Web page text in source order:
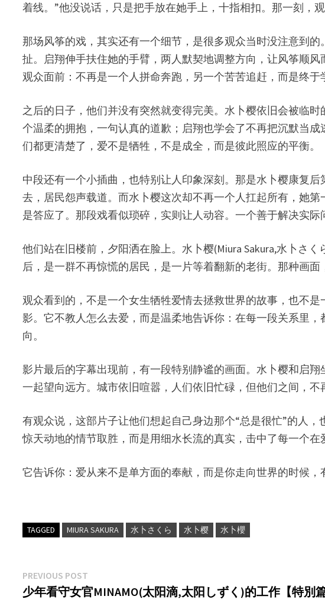
着线。”他没说话，只是把手放在她手上，十指相扣。那一刻，
那场风筝的戏，其实还有一个细节，是很多观众当时没注意到
扯。启翔伸手扶住她的手臂，两人默契地调整方向，让风筝顺
观众面前：不再是一个人拼命奔跑，另一个苦苦追赶，而是终
之后的日子，他们并没有突然就变得完美。水卜樱依旧会被临
个温柔的拥抱，一句认真的道歉；启翔也学会了不再把沉默当
们都更清楚了，爱不是牺牲，不是成全，而是彼此照应的平衡。
中段还有一个小插曲，也特别让人印象深刻。那是水卜樱康复
去，居民怨声载道。而水卜樱这次却不再一个人扛起所有，她
是答应了。那段戏看似琐碎，实则让人动容。一个善于解决实
他们站在旧楼前，夕阳洒在脸上。水卜樱(Miura Sakura,水卜さ
后，是一群不再惊慌的居民，是一片等着翻新的老街。那种画面
观众看到的，不是一个女生牺牲爱情去拯救世界的故事，也不
影。它不教人怎么去爱，而是温柔地告诉你：在每一段关系里
向。
影片最后的字幕出现前，有一段特别静谧的画面。水卜樱和启
一起望向远方。城市依旧喧嚣，人们依旧忙碌，但他们之间，
有观众说，这部片子让他们想起自己身边那个“总是很忙”的人
惊天动地的情节取胜，而是用细水长流的真实，击中了每一个在
它告诉你：爱从来不是单方面的奉献，而是你走向世界的时候，
TAGGED MIURA SAKURA 水卜さくら 水卜樱 水卜櫻
文
章
PREVIOUS POST
post:
少年看守女官MINAMO(太阳滴,太阳しずく)的工作【特別